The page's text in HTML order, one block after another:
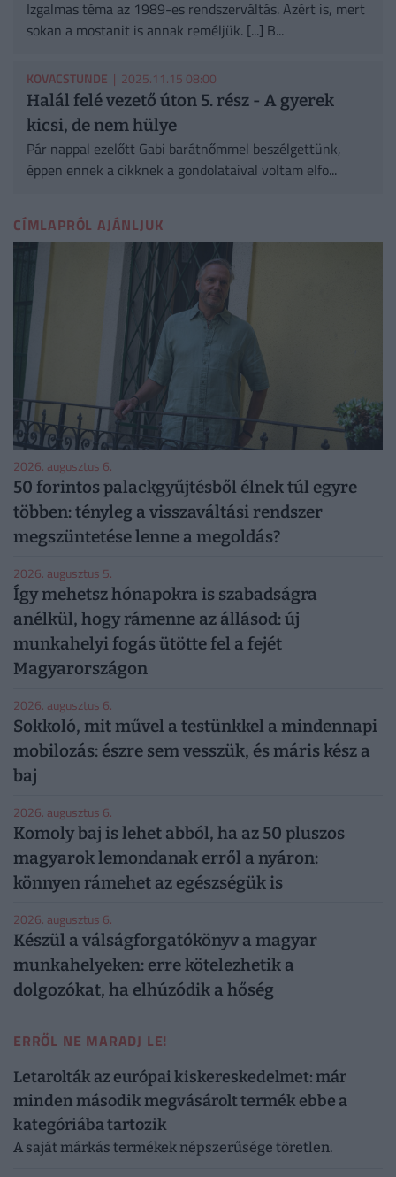
Izgalmas téma az 1989-es rendszerváltás. Azért is, mert
sokan a mostanit is annak reméljük. [...] B...
KOVACSTUNDE | 2025.11.15 08:00
Halál felé vezető úton 5. rész - A gyerek
kicsi, de nem hülye
Pár nappal ezelőtt Gabi barátnőmmel beszélgettünk,
éppen ennek a cikknek a gondolataival voltam elfo...
CÍMLAPRÓL AJÁNLJUK
2026. augusztus 6.
50 forintos palackgyűjtésből élnek túl egyre
többen: tényleg a visszaváltási rendszer
megszüntetése lenne a megoldás?
2026. augusztus 5.
Így mehetsz hónapokra is szabadságra
anélkül, hogy rámenne az állásod: új
munkahelyi fogás ütötte fel a fejét
Magyarországon
2026. augusztus 6.
Sokkoló, mit művel a testünkkel a mindennapi
mobilozás: észre sem vesszük, és máris kész a
baj
2026. augusztus 6.
Komoly baj is lehet abból, ha az 50 pluszos
magyarok lemondanak erről a nyáron:
könnyen rámehet az egészségük is
2026. augusztus 6.
Készül a válságforgatókönyv a magyar
munkahelyeken: erre kötelezhetik a
dolgozókat, ha elhúzódik a hőség
ERRŐL NE MARADJ LE!
Letarolták az európai kiskereskedelmet: már
minden második megvásárolt termék ebbe a
kategóriába tartozik
A saját márkás termékek népszerűsége töretlen.